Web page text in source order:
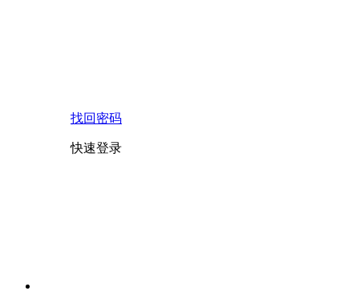
找回密码
快速登录